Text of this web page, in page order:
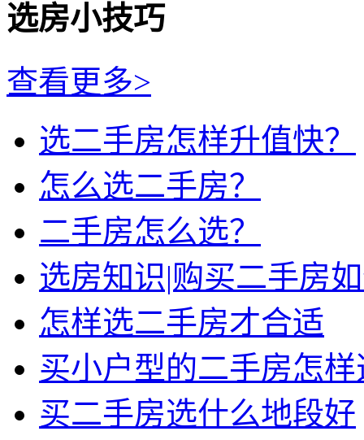
选房小技巧
查看更多>
选二手房怎样升值快？
怎么选二手房？
二手房怎么选？
选房知识|购买二手房
怎样选二手房才合适
买小户型的二手房怎样
买二手房选什么地段好